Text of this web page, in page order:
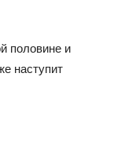
половине и
наступит